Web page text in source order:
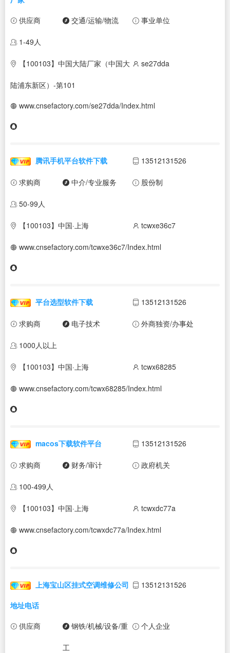
供应商
交通/运输/物流 事业单位
1-49人
【100103】中国大陆厂家（中国大
陆浦东新区）-第101
se27dda
www.cnsefactory.com/se27dda/Index.html
腾讯手机平台软件下载 13512131526
求购商 中介/专业服务 股份制
50-99人
【100103】中国·上海 tcwxe36c7
www.cnsefactory.com/tcwxe36c7/Index.html
平台选型软件下载 13512131526
求购商 电子技术 外商独资/办事处
1000人以上
【100103】中国·上海 tcwx68285
www.cnsefactory.com/tcwx68285/Index.html
macos下载软件平台 13512131526
求购商 财务/审计 政府机关
100-499人
【100103】中国·上海 tcwxdc77a
www.cnsefactory.com/tcwxdc77a/Index.html
上海宝山区挂式空调维修公司
地址电话
13512131526
供应商 钢铁/机械/设备/重
工
个人企业